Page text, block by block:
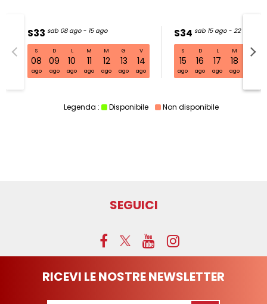
S33 sab 08 ago - 15 ago
S
08
ago
D
09
ago
L
10
ago
M
11
ago
M
12
ago
G
13
ago
V
14
ago
S34 sab 15 ago - 22 ago
S
15
ago
D
16
ago
L
17
ago
M
18
ago
M
19
S33 sab 08 ago - 15 ago
Legenda : Disponibile Non disponibile
SEGUICI
RICEVI LE NOSTRE NEWSLETTER